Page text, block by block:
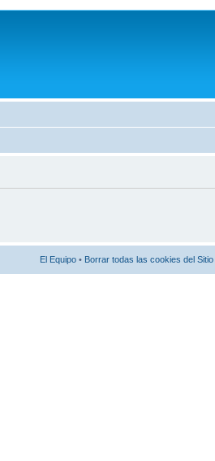
El Equipo • Borrar todas las cookies del Sitio